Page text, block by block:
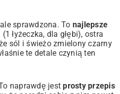
sprawdzona. To najlepsze
łyżeczka, dla głębi), ostra
sól i świeżo zmielony czarny
te detale czynią ten
naprawdę jestprosty przepis